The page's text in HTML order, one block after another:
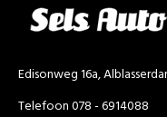
Edisonweg 16a,
Telefoon 078 - 6914088